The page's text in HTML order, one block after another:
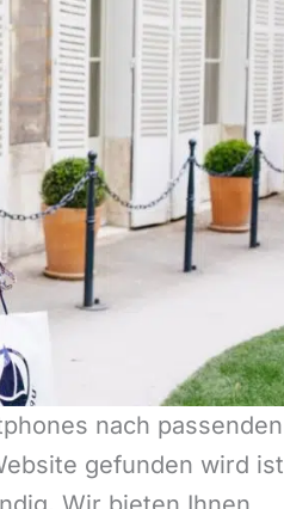
nach passenden
gefunden wird ist